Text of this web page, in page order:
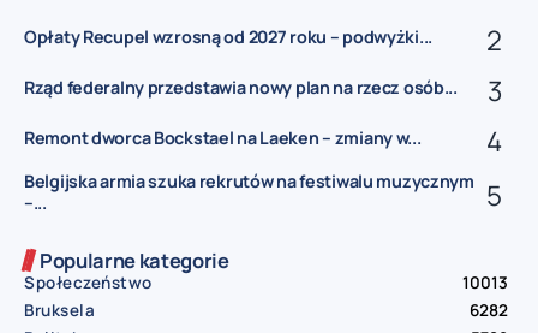
Opłaty Recupel wzrosną od 2027 roku – podwyżki...
Rząd federalny przedstawia nowy plan na rzecz osób...
Remont dworca Bockstael na Laeken – zmiany w...
Belgijska armia szuka rekrutów na festiwalu muzycznym
–...
Popularne kategorie
Społeczeństwo
10013
Bruksela
6282